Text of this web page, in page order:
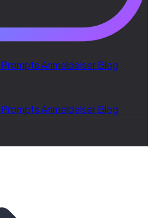
PromptsAnmeldelserBlog
PromptsAnmeldelserBlog